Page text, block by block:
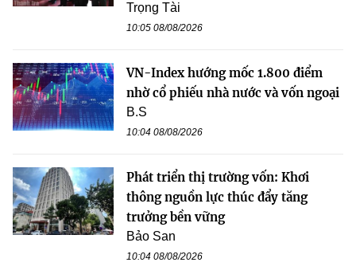
Trọng Tài
10:05 08/08/2026
VN-Index hướng mốc 1.800 điểm
nhờ cổ phiếu nhà nước và vốn ngoại
B.S
10:04 08/08/2026
Phát triển thị trường vốn: Khơi
thông nguồn lực thúc đẩy tăng
trưởng bền vững
Bảo San
10:04 08/08/2026